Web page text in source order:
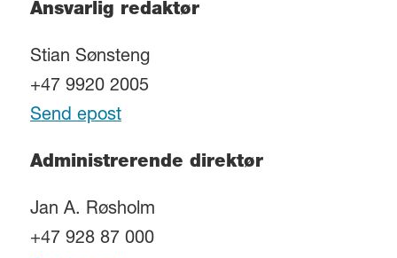
Ansvarlig redaktør
Stian Sønsteng
+47 9920 2005
Send epost
Administrerende direktør
Jan A. Røsholm
+47 928 87 000